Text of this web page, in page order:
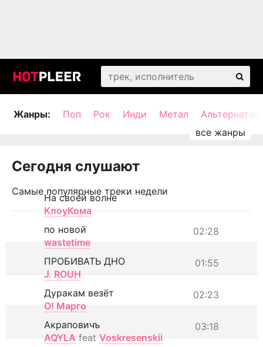
Жанры: Поп Рок Инди Метал
Сегодня слушают
Самые популярные треки недели
На своей волне
КлоуКома
02:28
по новой
wastetime
01:55
ПРОБИВАТЬ ДНО
J. ROUH
02:23
Дуракам везёт
О! Марго
03:18
Акраповичъ
AQYLA feat Voskresenskii